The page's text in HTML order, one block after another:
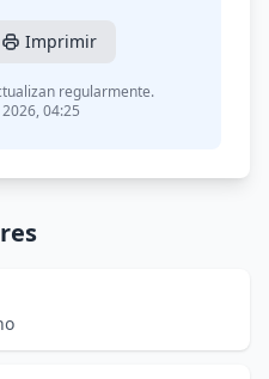
Imprimir
regularmente.
04:25